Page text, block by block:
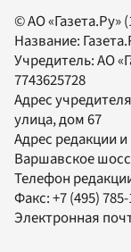
© АО «Газета.Ру»
Название:
Учредитель:АО
7743625728
Адрес
улица, дом 67
Адрес редакции
Варшавское
Телефон
Факс:+7 (495)
Электронная